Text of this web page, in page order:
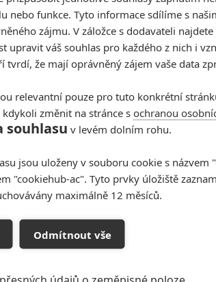
nebo funkce. Tyto informace sdílíme s
zájmu. V záložce s dodavateli
upravit váš souhlas pro každého z nich i
tvrdí, že mají oprávněný zájem vaše data
relevantní pouze pro tuto konkrétní
změnit na stránce sochranou
souhlasu v levém dolním rohu.
jsou uloženy v souboru cookie s názvem
"cookiehub-ac". Tyto prvky úložiště
maximálně 12 měsíců.
Odmítnout vše